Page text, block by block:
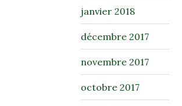
janvier 2018
décembre 2017
novembre 2017
octobre 2017